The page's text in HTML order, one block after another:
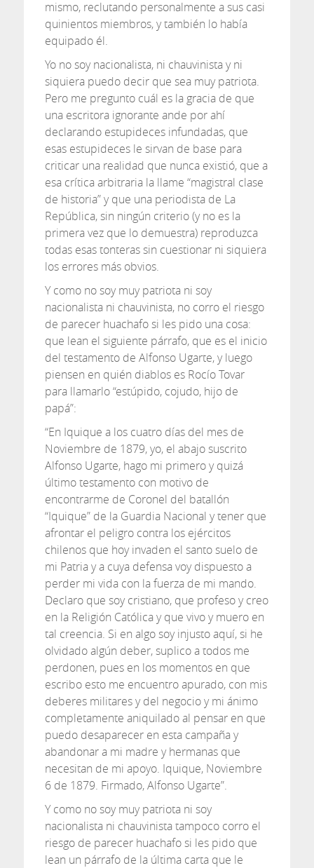
mismo, reclutando personalmente a sus casi
quinientos miembros, y también lo había
equipado él.
Yo no soy nacionalista, ni chauvinista y ni
siquiera puedo decir que sea muy patriota.
Pero me pregunto cuál es la gracia de que
una escritora ignorante ande por ahí
declarando estupideces infundadas, que
esas estupideces le sirvan de base para
criticar una realidad que nunca existió, que a
esa crítica arbitraria la llame “magistral clase
de historia” y que una periodista de La
República, sin ningún criterio (y no es la
primera vez que lo demuestra) reproduzca
todas esas tonteras sin cuestionar ni siquiera
los errores más obvios.
Y como no soy muy patriota ni soy
nacionalista ni chauvinista, no corro el riesgo
de parecer huachafo si les pido una cosa:
que lean el siguiente párrafo, que es el inicio
del testamento de Alfonso Ugarte, y luego
piensen en quién diablos es Rocío Tovar
para llamarlo “estúpido, cojudo, hijo de
papá”:
“En Iquique a los cuatro días del mes de
Noviembre de 1879, yo, el abajo suscrito
Alfonso Ugarte, hago mi primero y quizá
último testamento con motivo de
encontrarme de Coronel del batallón
“Iquique” de la Guardia Nacional y tener que
afrontar el peligro contra los ejércitos
chilenos que hoy invaden el santo suelo de
mi Patria y a cuya defensa voy dispuesto a
perder mi vida con la fuerza de mi mando.
Declaro que soy cristiano, que profeso y creo
en la Religión Católica y que vivo y muero en
tal creencia. Si en algo soy injusto aquí, si he
olvidado algún deber, suplico a todos me
perdonen, pues en los momentos en que
escribo esto me encuentro apurado, con mis
deberes militares y del negocio y mi ánimo
completamente aniquilado al pensar en que
puedo desaparecer en esta campaña y
abandonar a mi madre y hermanas que
necesitan de mi apoyo. Iquique, Noviembre
6 de 1879. Firmado, Alfonso Ugarte”.
Y como no soy muy patriota ni soy
nacionalista ni chauvinista tampoco corro el
riesgo de parecer huachafo si les pido que
lean un párrafo de la última carta que le